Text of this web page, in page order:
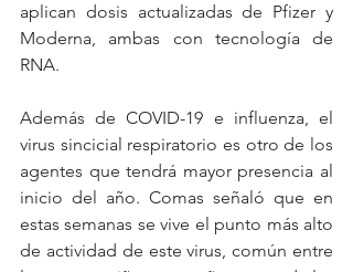
aplican dosis actualizadas de Pfizer y
Moderna, ambas con tecnología de
RNA.
Además de COVID-19 e influenza, el
virus sincicial respiratorio es otro de los
agentes que tendrá mayor presencia al
inicio del año. Comas señaló que en
estas semanas se vive el punto más alto
de actividad de este virus, común entre